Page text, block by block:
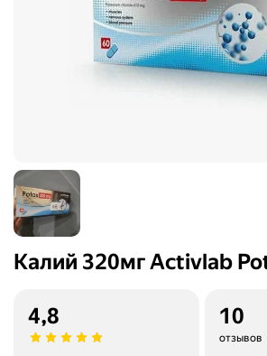
Kалий 320мг Activlab
4,8 10
отзывов